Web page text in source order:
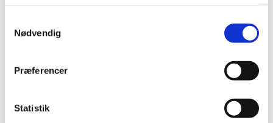
Nødvendig
Præferencer
Statistik
3,00 Speedway